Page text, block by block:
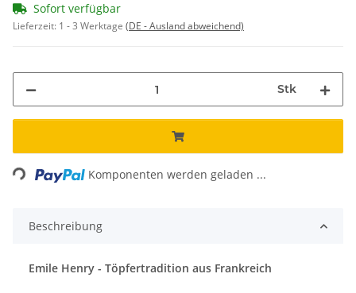
Sofort verfügbar
Lieferzeit: 1 - 3 Werktage (DE - Ausland abweichend)
Stk
Loading... Komponenten werden geladen ...
Beschreibung
Emile Henry - Töpfertradition aus Frankreich